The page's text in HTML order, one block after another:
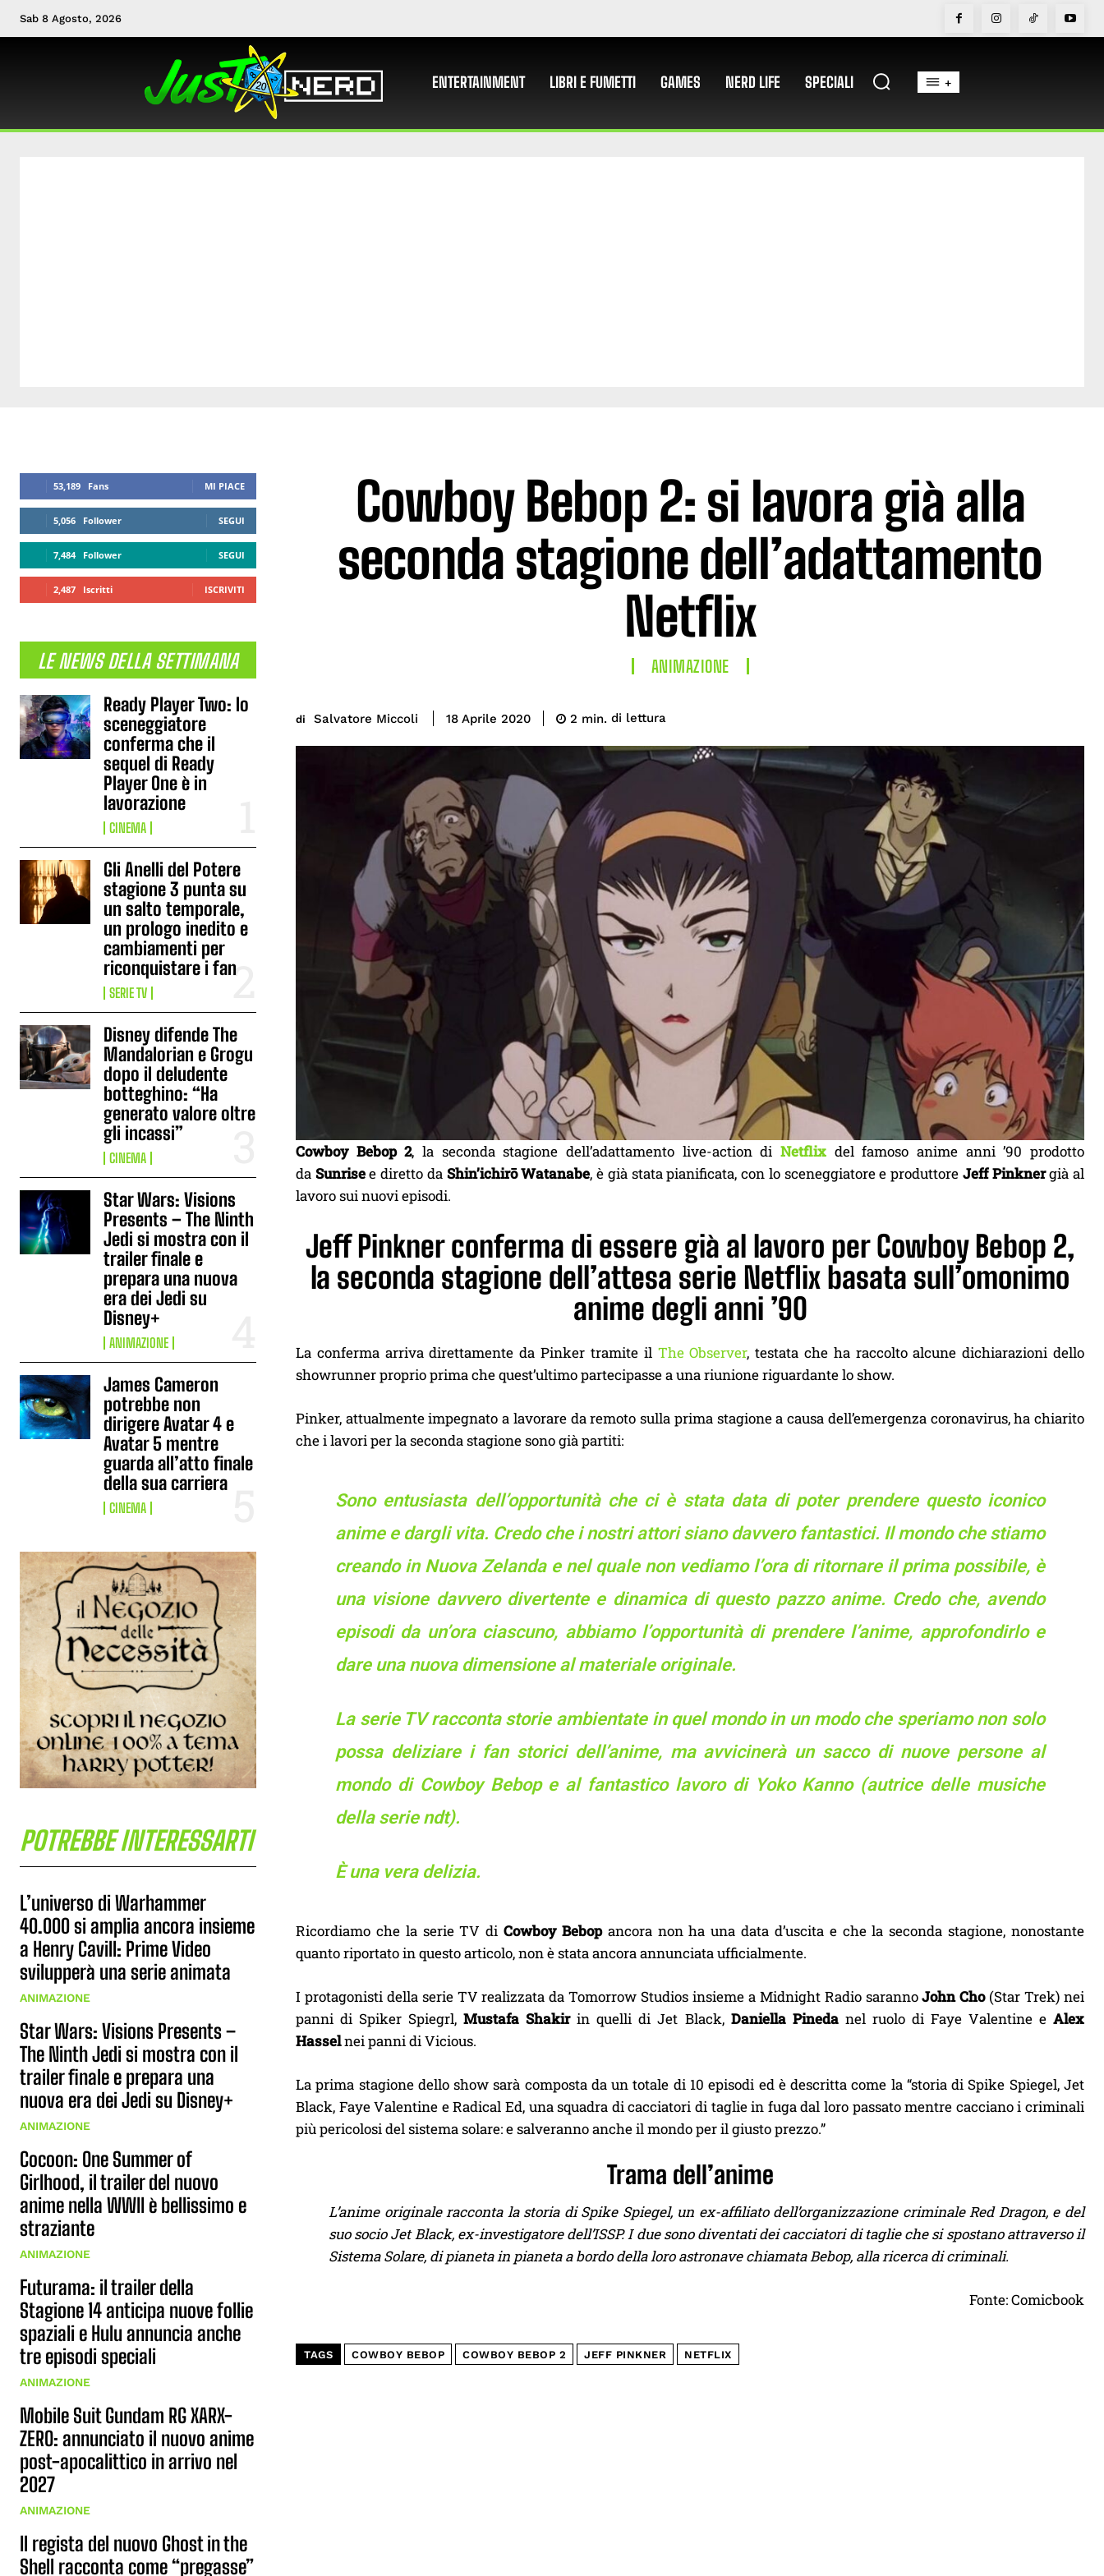
Sab 8 Agosto, 2026
ENTERTAINMENT LIBRI E FUMETTI GAMES NERD LIFE SPECIALI +
53,189 Fans MI PIACE
5,056 Follower SEGUI
7,484 Follower SEGUI
2,487 Iscritti ISCRIVITI
LE NEWS DELLA SETTIMANA
Ready Player Two: lo
sceneggiatore
conferma che il
sequel di Ready
Player One è in
lavorazione
CINEMA
Gli Anelli del Potere
stagione 3 punta su
un salto temporale,
un prologo inedito e
cambiamenti per
riconquistare i fan
SERIE TV
Disney difende The
Mandalorian e Grogu
dopo il deludente
botteghino: “Ha
generato valore oltre
gli incassi”
CINEMA
Star Wars: Visions
Presents – The Ninth
Jedi si mostra con il
trailer finale e
prepara una nuova
era dei Jedi su
Disney+
ANIMAZIONE
James Cameron
potrebbe non
dirigere Avatar 4 e
Avatar 5 mentre
guarda all’atto finale
della sua carriera
CINEMA
POTREBBE INTERESSARTI
L’universo di Warhammer
40.000 si amplia ancora insieme
a Henry Cavill: Prime Video
svilupperà una serie animata
ANIMAZIONE
Star Wars: Visions Presents –
The Ninth Jedi si mostra con il
trailer finale e prepara una
nuova era dei Jedi su Disney+
ANIMAZIONE
Cocoon: One Summer of
Girlhood, il trailer del nuovo
anime nella WWII è bellissimo e
straziante
ANIMAZIONE
Futurama: il trailer della
Stagione 14 anticipa nuove follie
spaziali e Hulu annuncia anche
tre episodi speciali
ANIMAZIONE
Mobile Suit Gundam RG XARX-
ZERO: annunciato il nuovo anime
post-apocalittico in arrivo nel
2027
ANIMAZIONE
Il regista del nuovo Ghost in the
Shell racconta come “pregasse”
Cowboy Bebop 2: si lavora già alla
seconda stagione dell’adattamento
Netflix
ANIMAZIONE
di Salvatore Miccoli 18 Aprile 2020 2 min. di lettura
Cowboy Bebop 2, la seconda stagione dell’adattamento live-action diNetflix del famoso anime anni ’90 prodotto
da Sunrisee diretto da Shin’ichirō Watanabe, è già stata pianificata, con lo sceneggiatore e produttore Jeff Pinknergià al
lavoro sui nuovi episodi.
Jeff Pinkner conferma di essere già al lavoro per Cowboy Bebop 2,
la seconda stagione dell’attesa serie Netflix basata sull’omonimo
anime degli anni ’90
La conferma arriva direttamente da Pinker tramite il The Observer, testata che ha raccolto alcune dichiarazioni dello
showrunner proprio prima che quest’ultimo partecipasse a una riunione riguardante lo show.
Pinker, attualmente impegnato a lavorare da remoto sulla prima stagione a causa dell’emergenza coronavirus, ha chiarito
che i lavori per la seconda stagione sono già partiti:
Sono entusiasta dell’opportunità che ci è stata data di poter prendere questo iconico
anime e dargli vita. Credo che i nostri attori siano davvero fantastici. Il mondo che stiamo
creando in Nuova Zelanda e nel quale non vediamo l’ora di ritornare il prima possibile, è
una visione davvero divertente e dinamica di questo pazzo anime. Credo che, avendo
episodi da un’ora ciascuno, abbiamo l’opportunità di prendere l’anime, approfondirlo e
dare una nuova dimensione al materiale originale.
La serie TV racconta storie ambientate in quel mondo in un modo che speriamo non solo
possa deliziare i fan storici dell’anime, ma avvicinerà un sacco di nuove persone al
mondo di Cowboy Bebop e al fantastico lavoro di Yoko Kanno (autrice delle musiche
della serie ndt).
È una vera delizia.
Ricordiamo che la serie TV diCowboy Bebopancora non ha una data d’uscita e che la seconda stagione, nonostante
quanto riportato in questo articolo, non è stata ancora annunciata ufficialmente.
I protagonisti della serie TV realizzata da Tomorrow Studios insieme a Midnight Radio sarannoJohn Cho (Star Trek) nei
panni di Spiker Spiegrl,Mustafa Shakirin quelli di Jet Black, Daniella Pinedanel ruolo di Faye Valentine eAlex
Hasselnei panni di Vicious.
La prima stagione dello show sarà composta da un totale di 10 episodi ed è descritta come la “storia di Spike Spiegel, Jet
Black, Faye Valentine e Radical Ed, una squadra di cacciatori di taglie in fuga dal loro passato mentre cacciano i criminali
più pericolosi del sistema solare: e salveranno anche il mondo per il giusto prezzo.”
Trama dell’anime
L’anime originale racconta la storia di Spike Spiegel, un ex-affiliato dell’organizzazione criminale Red Dragon, e del
suo socio Jet Black, ex-investigatore dell’ISSP. I due sono diventati dei cacciatori di taglie che si spostano attraverso il
Sistema Solare, di pianeta in pianeta a bordo della loro astronave chiamata Bebop, alla ricerca di criminali.
Fonte: Comicbook
TAGS COWBOY BEBOP COWBOY BEBOP 2 JEFF PINKNER NETFLIX